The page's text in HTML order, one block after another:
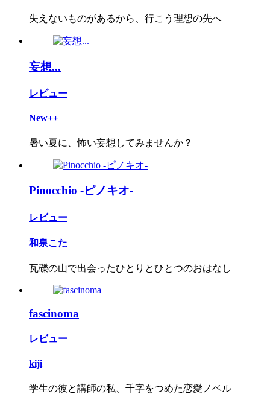
失えないものがあるから、行こう理想の先へ
妄想...
レビュー
New++
暑い夏に、怖い妄想してみませんか？
Pinocchio -ピノキオ-
レビュー
和泉こた
瓦礫の山で出会ったひとりとひとつのおはなし
fascinoma
レビュー
kiji
学生の彼と講師の私、千字をつめた恋愛ノベル